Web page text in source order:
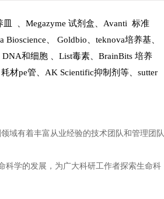
皿 Megazyme 试剂盒
Avanti 标准
Bioscience Goldbio teknova培养基
DNA和细胞 List毒素、 BrainBits 培养
材pe管 AK Scientific抑制剂等、 sutter
域有着丰富从业经验的技术团队和管理团队
科学的发展，为广大科研工作者探索生命科